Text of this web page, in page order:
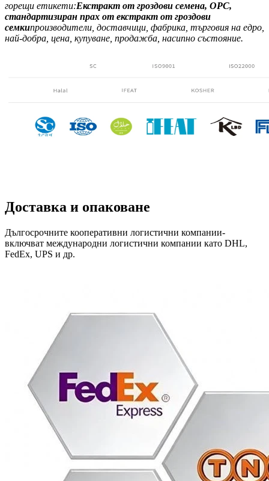
горещи етикети:Екстракт от гроздови семена, OPC,
стандартизиран прах от екстракт от гроздови
семкипроизводители, доставчици, фабрика, търговия на едро,
най-добра, цена, купуване, продажба, насипно състояние.
Доставка и опаковане
Дългосрочните кооперативни логистични компании-
включват международни логистични компании като DHL,
FedEx, UPS и др.